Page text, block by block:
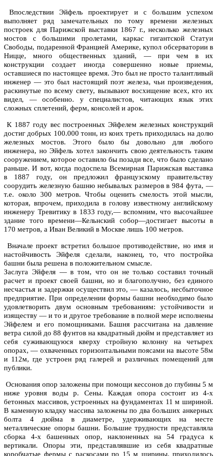
Впоследствии Эйфель проектирует и с большим успехом
выполняет ряд замечательных по тому времени железных
построек для Парижской выставки 1867 г., несколько железных
мостов с большими пролетами, каркас гигантской Статуи
Свободы, подаренной Францией Америке, купол обсерватории в
Ницце, много общественных зданий, — при чем в их
конструкции создает иногда совершенно новые приемы,
оставшиеся по настоящее время. Это был не просто талантливый
инженер — это был настоящий поэт железа, чьи произведения,
раскинутые по всему свету, вызывают восхищение всех, кто их
видел, — особенно. у специалистов, читающих язык этих
сложных сплетений, ферм, консолей и арок.
К 1887 году вес построенных Эйфелем железных конструкций
достиг добрых 100.000 тонн, из коих треть приходилась на долю
железных мостов. Этого было бы довольно для любого
инженера, но Эйфель хотел закончить свою деятельность таким
сооружением, которое оставило бы позади все, что было сделано
раньше. И вот, когда подоспела Всемирная Парижская выставка
в 1887 году, он предложил французскому правительству
соорудить железную башню небывалых размеров в 984 фута, —
т.е. около 300 метров. Чтобы оценить смелость этой мысли,
которая, впрочем, приходила в голову известному английскому
инженеру Тревитику в 1833 году,— вспомним, что высочайшее
здание того времени—Кельнский собор—достигает высоты в
170 метров, а Иван Великий в Москве лишь 100 метров.
Вначале проект встретил большое противодействие, но имя и
настойчивость Эйфеля сделали, наконец, то, что постройка
башни была решена в положительном смысле.
Заслуга Эйфеля — в том, что он не только составил точный
расчет и проект своей башни, но и благополучно, без единого
несчастья и задержки осуществил это, — казалось, несбыточное
предприятие. При определении формы башни необходимо было
удовлетворить двум основным требованиям: устойчивости и
изяществу — и то и другое требование в полной мере исполнены
Эйфелем и его помощниками. Башня рассчитана на давление
ветра силой до 88 фунтов на квадратный дюйм и представляет из
себя суживающуюся кверху стройную колонну на четырех
опорах, — охваченных горизонтальными поясами на высоте 58м
и 112м, где устроен ряд галерей и различных помещений для
публики.
Основания опор заложены при помощи кессонов до глубины 5 м
ниже уровня воды р. Сены. Каждая опора состоит из 4-х
бетонных массивов, устроенных на фундаментах 11 м шириной.
В каменную кладку массива заложены по два больших анкерных
болта 4 дюйма в диаметре, удерживающих на месте
металлические опоры башни. Большие трудности представляла
сборка 4-х башенных опор, наклоненных на 54 градуса к
вертикали. Опоры эти, представлявшие из себя квадратные
коробчатые фермы с раскосами по 15 м ширины, приходилось